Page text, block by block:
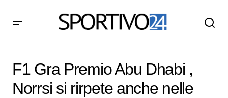
F1 Gra Premio Abu Dhabi ,
Norrsi si rirpete anche nelle